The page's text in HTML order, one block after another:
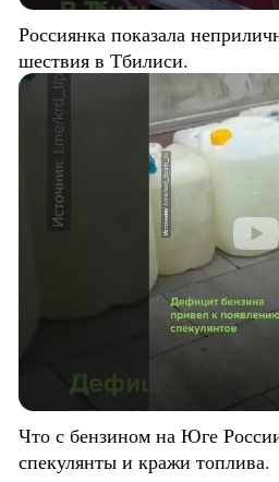
Россиянка показала
шествия в Тбилиси.
Что с бензином на Юге
спекулянты и кражи топлива.